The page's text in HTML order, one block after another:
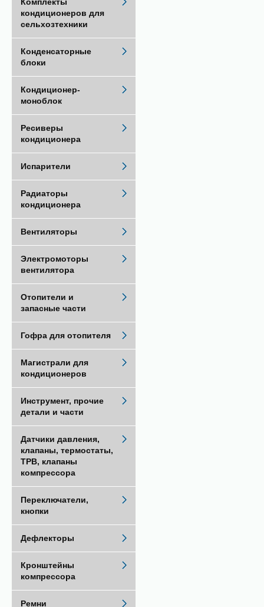
кондиционеров для
сельхозтехники
Конденсаторные
блоки
Кондиционер-
моноблок
Ресиверы
кондиционера
Испарители
Радиаторы
кондиционера
Вентиляторы
Электромоторы
вентилятора
Отопители и
запасные части
Гофра для отопителя
Магистрали для
кондиционеров
Инструмент, прочие
детали и части
Датчики давления,
клапаны, термостаты,
ТРВ, клапаны
компрессора
Переключатели,
кнопки
Дефлекторы
Кронштейны
компрессора
Ремни